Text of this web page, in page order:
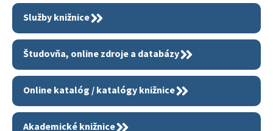
Služby knižnice
Študovňa, online zdroje a databázy
Online katalóg / katalógy knižnice
Akademické knižnice